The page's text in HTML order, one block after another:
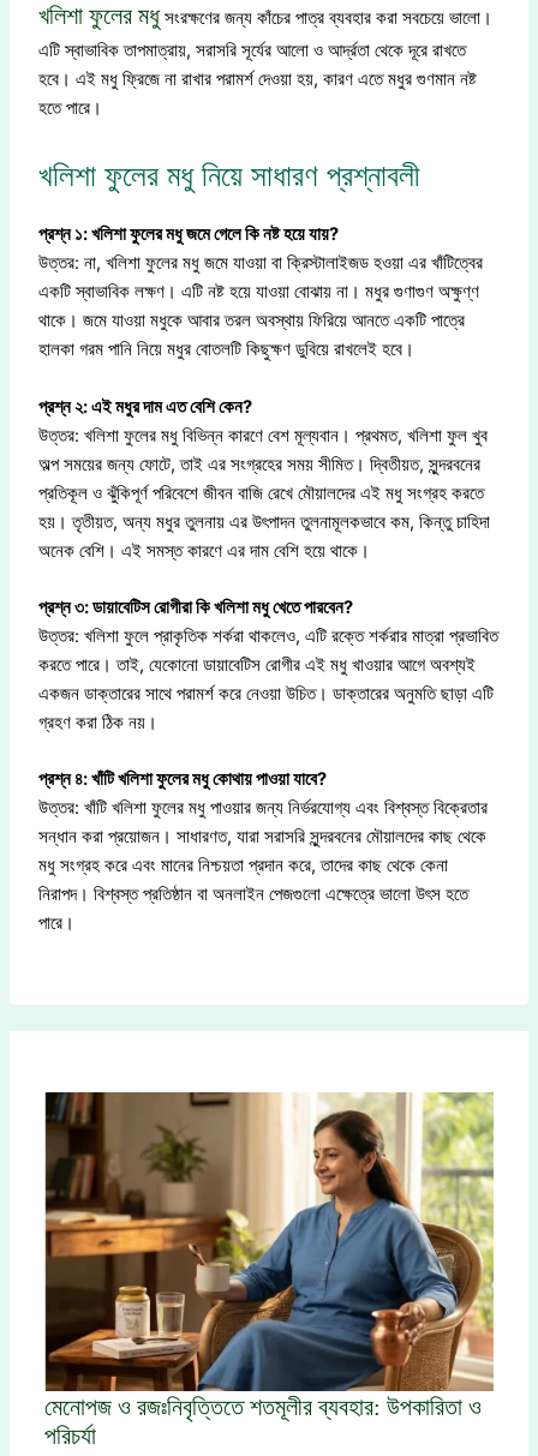
খলিশা ফুলের মধুসংরক্ষণের জন্য কাঁচের পাত্র ব্যবহার করা সবচেয়ে ভালো।
এটি স্বাভাবিক তাপমাত্রায়, সরাসরি সূর্যের আলো ও আর্দ্রতা থেকে দূরে রাখতে
হবে। এই মধু ফ্রিজে না রাখার পরামর্শ দেওয়া হয়, কারণ এতে মধুর গুণমান নষ্ট
হতে পারে।
খলিশা ফুলের মধু নিয়ে সাধারণ প্রশ্নাবলী
প্রশ্ন ১: খলিশা ফুলের মধু জমে গেলে কি নষ্ট হয়ে যায়?
উত্তর: না, খলিশা ফুলের মধু জমে যাওয়া বা ক্রিস্টালাইজড হওয়া এর খাঁটিত্বের
একটি স্বাভাবিক লক্ষণ। এটি নষ্ট হয়ে যাওয়া বোঝায় না। মধুর গুণাগুণ অক্ষুণ্ণ
থাকে। জমে যাওয়া মধুকে আবার তরল অবস্থায় ফিরিয়ে আনতে একটি পাত্রে
হালকা গরম পানি নিয়ে মধুর বোতলটি কিছুক্ষণ ডুবিয়ে রাখলেই হবে।
প্রশ্ন ২: এই মধুর দাম এত বেশি কেন?
উত্তর: খলিশা ফুলের মধু বিভিন্ন কারণে বেশ মূল্যবান। প্রথমত, খলিশা ফুল খুব
অল্প সময়ের জন্য ফোটে, তাই এর সংগ্রহের সময় সীমিত। দ্বিতীয়ত, সুন্দরবনের
প্রতিকূল ও ঝুঁকিপূর্ণ পরিবেশে জীবন বাজি রেখে মৌয়ালদের এই মধু সংগ্রহ করতে
হয়। তৃতীয়ত, অন্য মধুর তুলনায় এর উৎপাদন তুলনামূলকভাবে কম, কিন্তু চাহিদা
অনেক বেশি। এই সমস্ত কারণে এর দাম বেশি হয়ে থাকে।
প্রশ্ন ৩: ডায়াবেটিস রোগীরা কি খলিশা মধু খেতে পারবেন?
উত্তর: খলিশা ফুলে প্রাকৃতিক শর্করা থাকলেও, এটি রক্তে শর্করার মাত্রা প্রভাবিত
করতে পারে। তাই, যেকোনো ডায়াবেটিস রোগীর এই মধু খাওয়ার আগে অবশ্যই
একজন ডাক্তারের সাথে পরামর্শ করে নেওয়া উচিত। ডাক্তারের অনুমতি ছাড়া এটি
গ্রহণ করা ঠিক নয়।
প্রশ্ন ৪: খাঁটি খলিশা ফুলের মধু কোথায় পাওয়া যাবে?
উত্তর: খাঁটি খলিশা ফুলের মধু পাওয়ার জন্য নির্ভরযোগ্য এবং বিশ্বস্ত বিক্রেতার
সন্ধান করা প্রয়োজন। সাধারণত, যারা সরাসরি সুন্দরবনের মৌয়ালদের কাছ থেকে
মধু সংগ্রহ করে এবং মানের নিশ্চয়তা প্রদান করে, তাদের কাছ থেকে কেনা
নিরাপদ। বিশ্বস্ত প্রতিষ্ঠান বা অনলাইন পেজগুলো এক্ষেত্রে ভালো উৎস হতে
পারে।
মেনোপজ ও রজঃনিবৃত্তিতে শতমূলীর ব্যবহার: উপকারিতা ও
পরিচর্যা